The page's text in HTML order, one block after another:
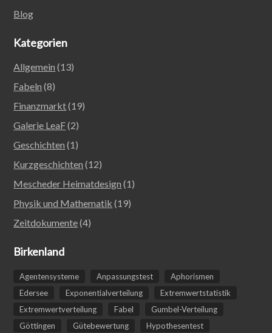
Blog
Kategorien
Allgemein (13)
Fabeln (8)
Finanzmarkt(19)
Galerie LeaF(2)
Geschichten (1)
Kurzgeschichten (12)
Mescheder Heimatdesign (1)
Physik und Mathematik (19)
Zeitdokumente(4)
Birkenland
Agentensysteme Anpassungstest
Aphorismen
Edersee
Exponentialverteilung
Extremwertstatistik
Extremwertverteilung
Fabel
Gumbel-Verteilung
Göttingen
Gütebewertung
Hypothesentest